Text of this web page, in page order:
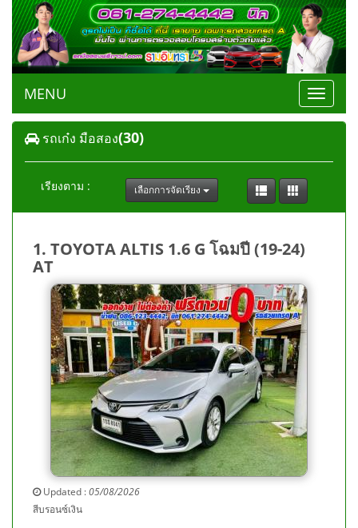
Toggle
MENU
รถเก๋ง มือสอง(30)
เรียงตาม : เลือกการจัดเรียง
1. TOYOTA ALTIS 1.6 G โฉมปี (19-24)
AT
Updated :05/08/2026
สีบรอนซ์เงิน